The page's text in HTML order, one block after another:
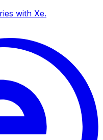
with Xe.